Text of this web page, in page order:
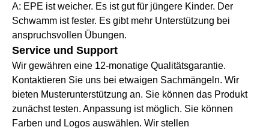
A: EPE ist weicher. Es ist gut für jüngere Kinder. Der
Schwamm ist fester. Es gibt mehr Unterstützung bei
anspruchsvollen Übungen.
Service und Support
Wir gewähren eine 12-monatige Qualitätsgarantie.
Kontaktieren Sie uns bei etwaigen Sachmängeln. Wir
bieten Musterunterstützung an. Sie können das Produkt
zunächst testen. Anpassung ist möglich. Sie können
Farben und Logos auswählen. Wir stellen